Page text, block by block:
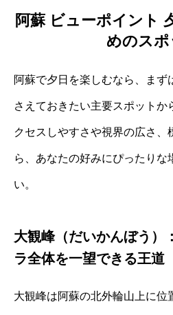
阿蘇 ビューポイント
めのスポ
阿蘇で夕日を楽しむなら、まず
さえておきたい主要スポットか
クセスしやすさや視界の広さ、
ら、あなたの好みにぴったりな
い。
大観峰（だいかんぼう）
ラ全体を一望できる王道
大観峰は阿蘇の北外輪山上に位